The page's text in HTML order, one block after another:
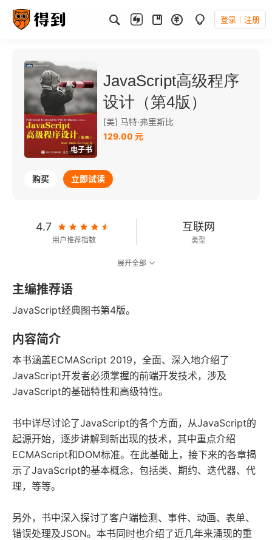
登录 注册
电子书
JavaScript高级程序
设计（第4版）
[美] 马特·弗里斯比
129.00 元
购买 立即试读
4.7
用户推荐指数
互联网
类型
998千字
字数
展开全部
主编推荐语
JavaScript经典图书第4版。
内容简介
本书涵盖ECMAScript 2019，全面、深入地介绍了
JavaScript开发者必须掌握的前端开发技术，涉及
JavaScript的基础特性和高级特性。
书中详尽讨论了JavaScript的各个方面，从JavaScript的
起源开始，逐步讲解到新出现的技术，其中重点介绍
ECMAScript和DOM标准。在此基础上，接下来的各章揭
示了JavaScript的基本概念，包括类、期约、迭代器、代
理，等等。
另外，书中深入探讨了客户端检测、事件、动画、表单、
错误处理及JSON。本书同时也介绍了近几年来涌现的重